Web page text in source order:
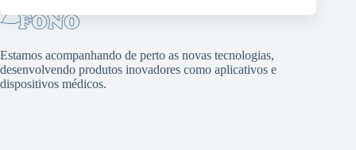
Estamos acompanhando de perto as novas tecnologias,
desenvolvendo produtos inovadores como aplicativos e
dispositivos médicos.